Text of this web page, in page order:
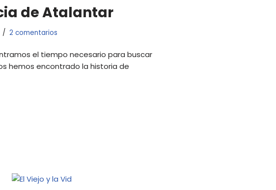
de Atalantar
2 comentarios
el tiempo necesario para buscar
hemos encontrado la historia de